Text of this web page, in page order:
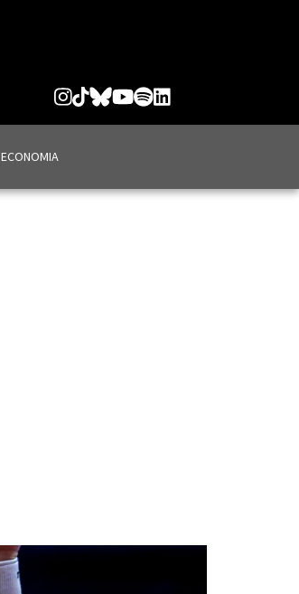
ECONOMIA